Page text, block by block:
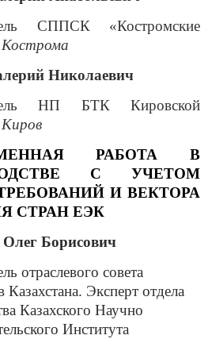
СППСК «Костромские
Кострома
Николаевич
НП БТК Кировской
Киров
РАБОТА В
С УЧЕТОМ
И ВЕКТОРА
СТРАН ЕЭК
Борисович
отраслевого совета
Казахстана. Эксперт отдела
Казахского Научно
Института